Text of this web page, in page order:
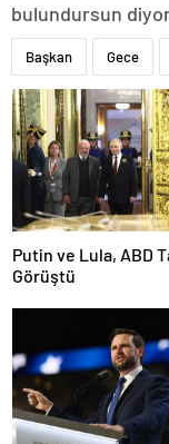
bulundursun
Başkan Gece
Putin ve Lula, ABD
Görüştü